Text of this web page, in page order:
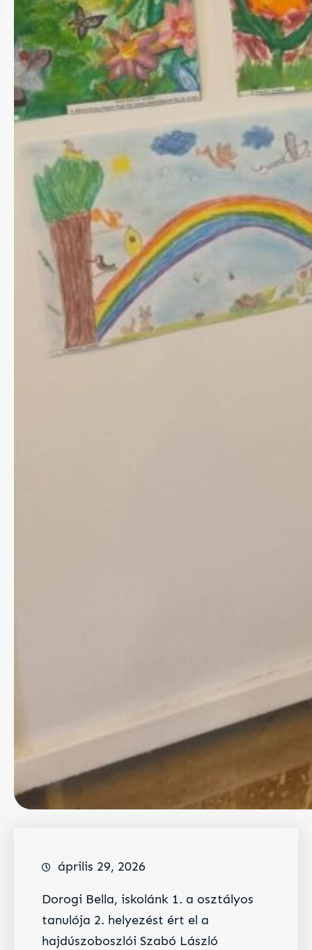
április 29, 2026
Dorogi Bella, iskolánk 1. a osztályos
tanulója 2. helyezést ért el a
hajdúszoboszlói Szabó László